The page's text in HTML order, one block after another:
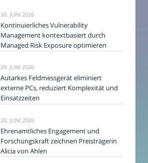
30. JUNI 2026
Kontinuierliches Vulnerability
Management kontextbasiert durch
Managed Risk Exposure optimieren
29. JUNI 2026
Autarkes Feldmessgerät eliminiert
externe PCs, reduziert Komplexität und
Einsatzzeiten
26. JUNI 2026
Ehrenamtliches Engagement und
Forschungskraft zeichnen Preisträgerin
Alicia von Ahlen